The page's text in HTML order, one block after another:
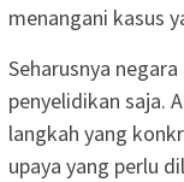
menangani kasus
Seharusnya
penyelidikan saja.
langkah yang
upaya yang perlu